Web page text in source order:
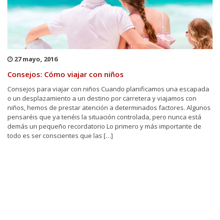
27 mayo, 2016
Consejos: Cómo viajar con niños
Consejos para viajar con niños Cuando planificamos una escapada
o un desplazamiento a un destino por carretera y viajamos con
niños, hemos de prestar atención a determinados factores. Algunos
pensaréis que ya tenéis la situación controlada, pero nunca está
demás un pequeño recordatorio Lo primero y más importante de
todo es ser conscientes que las […]